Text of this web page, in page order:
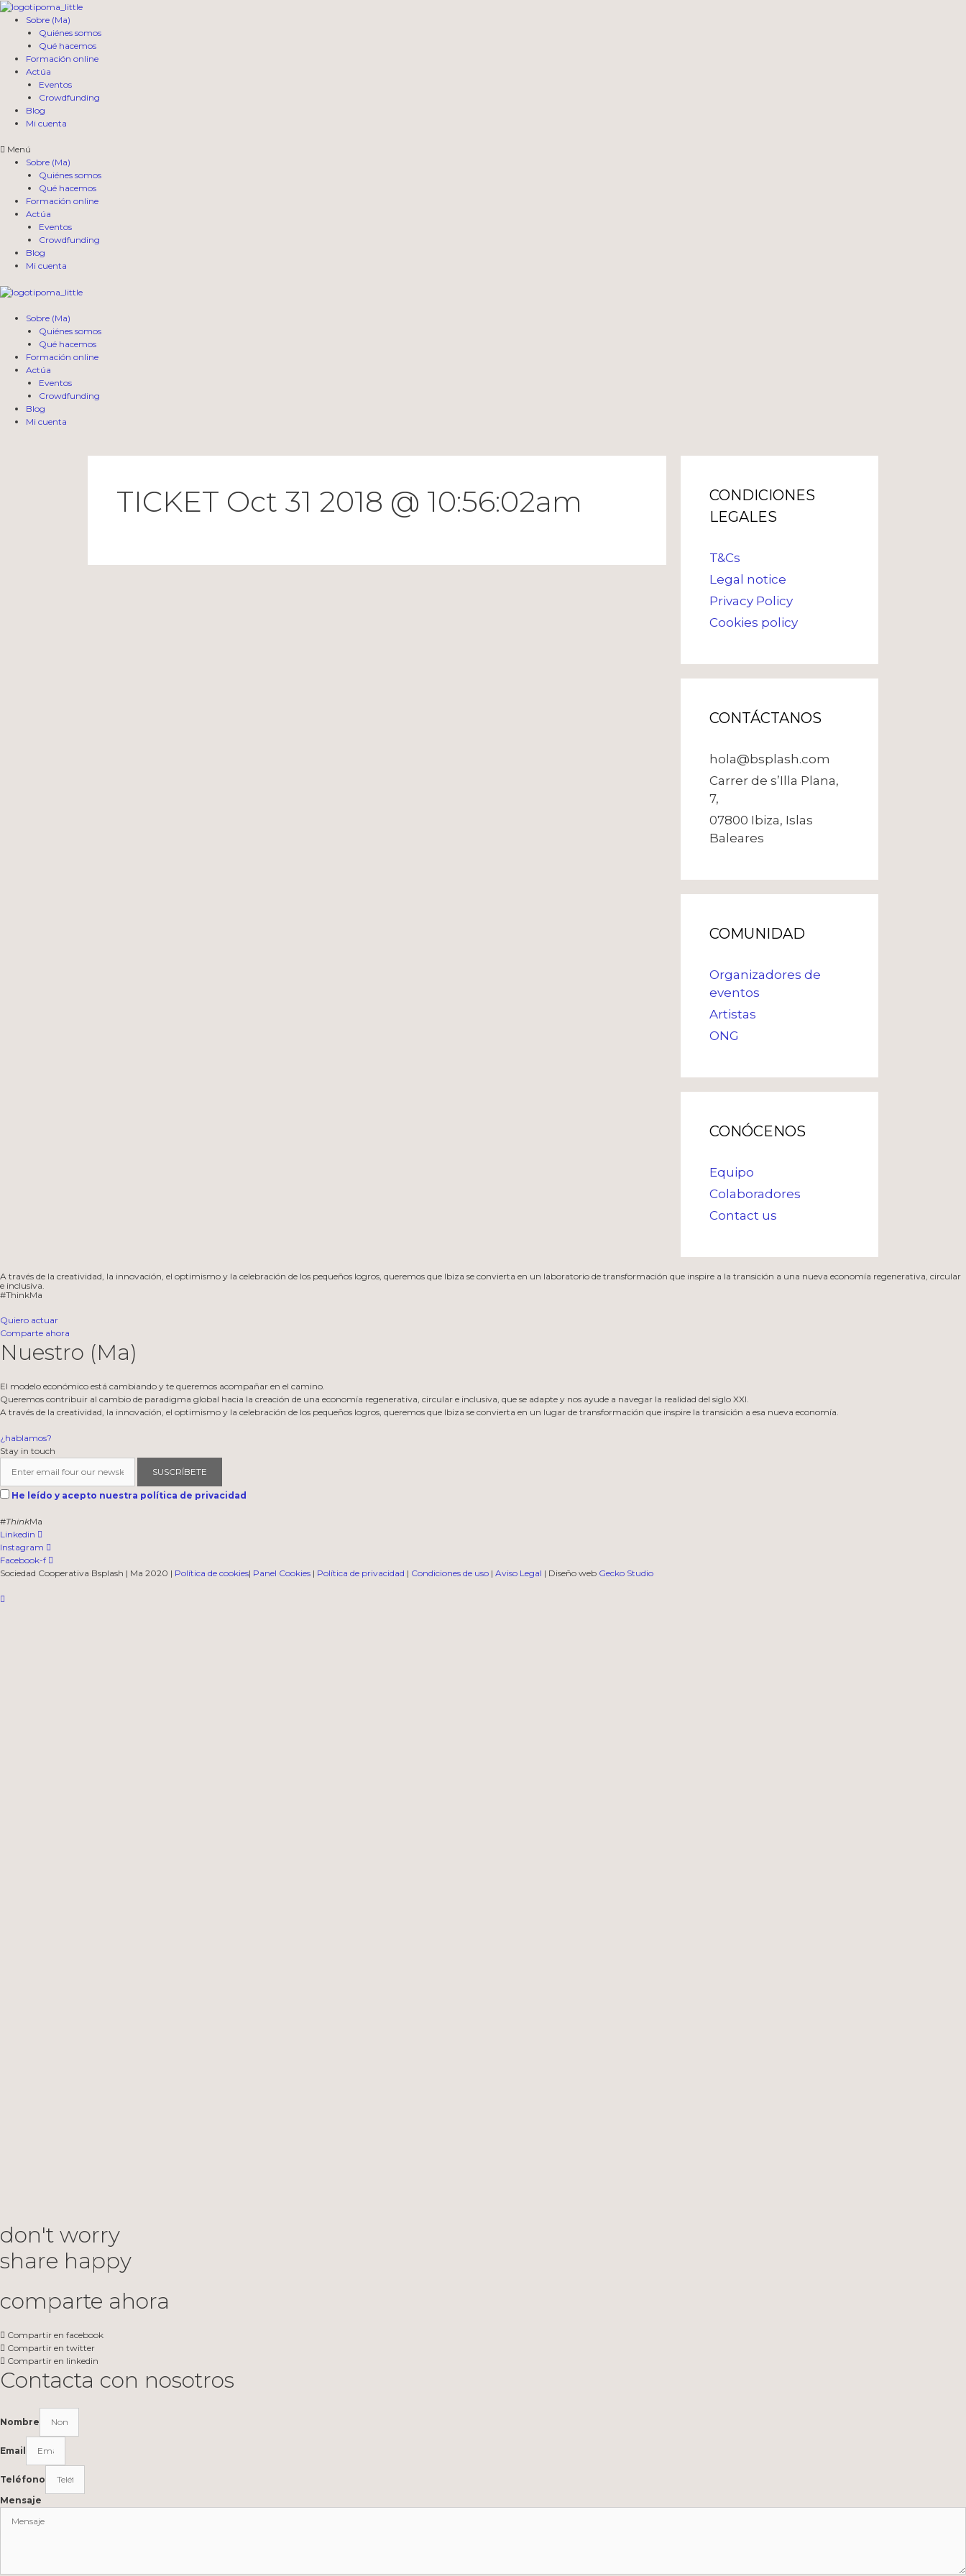
Saltar
contenido
Sobre (Ma)
Quiénes somos
Qué hacemos
Formación online
Actúa
Eventos
Crowdfunding
Blog
Mi cuenta
Menú
Sobre (Ma)
Quiénes somos
Qué hacemos
Formación online
Actúa
Eventos
Crowdfunding
Blog
Mi cuenta
Sobre (Ma)
Quiénes somos
Qué hacemos
Formación online
Actúa
Eventos
Crowdfunding
Blog
Mi cuenta
TICKET Oct 31 2018 @ 10:56:02am
CONDICIONES
LEGALES
T&Cs
Legal notice
Privacy Policy
Cookies policy
CONTÁCTANOS
hola@bsplash.com
Carrer de s’Illa Plana,
7,
07800 Ibiza, Islas
Baleares
COMUNIDAD
Organizadores de
eventos
Artistas
ONG
CONÓCENOS
Equipo
Colaboradores
Contact us
A través de la creatividad, la innovación, el optimismo y la celebración de los pequeños logros, queremos que Ibiza se convierta en un laboratorio de transformación que inspire a la transición a una nueva economía regenerativa, circular
e inclusiva.
#ThinkMa
Quiero actuar
Comparte ahora
Nuestro (Ma)
El modelo económico está cambiando y te queremos acompañar en el camino.
Queremos contribuir al cambio de paradigma global hacia la creación de una economía regenerativa, circular e inclusiva, que se adapte y nos ayude a navegar la realidad del siglo XXI.
A través de la creatividad, la innovación, el optimismo y la celebración de los pequeños logros, queremos que Ibiza se convierta en un lugar de transformación que inspire la transición a esa nueva economía.
¿hablamos?
Stay in touch
SUSCRÍBETE
He leído y acepto nuestra política de privacidad
#ThinkMa
Linkedin
Instagram
Facebook-f
Sociedad Cooperativa Bsplash | Ma 2020 | Política de cookies| Panel Cookies | Política de privacidad | Condiciones de uso | Aviso Legal | Diseño web Gecko Studio
don't worry
share happy
comparte ahora
Compartir en facebook
Compartir en twitter
Compartir en linkedin
Contacta con nosotros
Nombre
Email
Teléfono
Mensaje